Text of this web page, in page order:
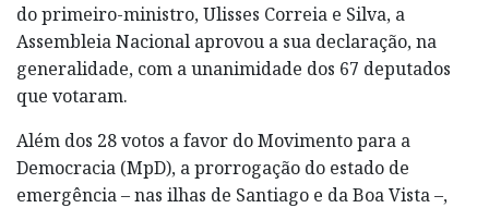
do primeiro-ministro, Ulisses Correia e Silva, a
Assembleia Nacional aprovou a sua declaração, na
generalidade, com a unanimidade dos 67 deputados
que votaram.
Além dos 28 votos a favor do Movimento para a
Democracia (MpD), a prorrogação do estado de
emergência – nas ilhas de Santiago e da Boa Vista –,